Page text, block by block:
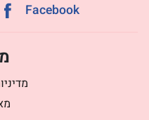
Facebook